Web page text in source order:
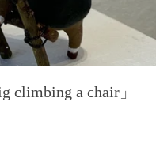
climbing a chair」